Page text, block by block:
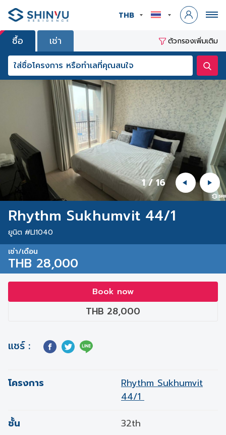
THB
ซื้อ เช่า ตัวกรองเพิ่มเติม
1/16
Rhythm Sukhumvit 44/1
ยูนิต #LI1040
เช่า/เดือน
THB 28,000
Book now
THB 28,000
แชร์ :
โครงการ
Rhythm Sukhumvit
44/1
ชั้น
32th